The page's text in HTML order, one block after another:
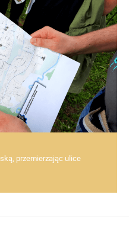
przemierzając ulice